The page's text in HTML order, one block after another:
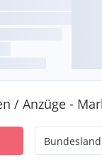
/ Anzüge -
Bundesland